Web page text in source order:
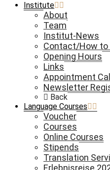
Institute
About
Team
Institut-News
Contact/How to
Opening Hours
Links
Appointment
Newsletter
Back
Language Courses
Voucher
Courses
Online Courses
Stipends
Translation